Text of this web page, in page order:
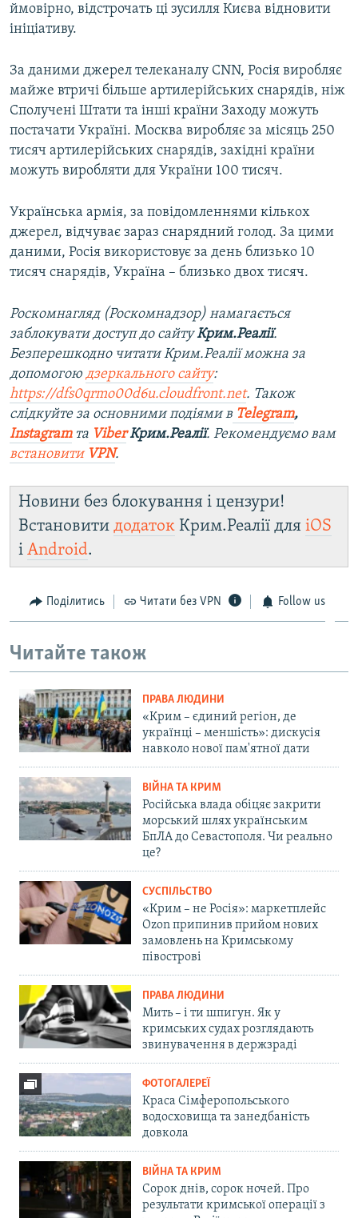
ймовірно, відстрочать ці зусилля Києва відновити
ініціативу.
За даними джерел телеканалу CNN, Росія виробляє
майже втричі більше артилерійських снарядів, ніж
Сполучені Штати та інші країни Заходу можуть
постачати Україні. Москва виробляє за місяць 250
тисяч артилерійських снарядів, західні країни
можуть виробляти для України 100 тисяч.
Українська армія, за повідомленнями кількох
джерел, відчуває зараз снарядний голод. За цими
даними, Росія використовує за день близько 10
тисяч снарядів, Україна – близько двох тисяч.
Роскомнагляд (Роскомнадзор) намагається
заблокувати доступ до сайтуКрим.Реалії.
Безперешкодно читати Крим.Реалії можна за
допомогою дзеркального сайту:
https://dfs0qrmo00d6u.cloudfront.net. Також
слідкуйте за основними подіями в Telegram,
Instagramта ViberКрим.Реалії. Рекомендуємо вам
встановити VPN.
Новини без блокування і цензури!
Встановити додаток Крим.Реалії для iOS
і Android.
Поділитись Читати без VPN Follow us
Читайте також
ПРАВА ЛЮДИНИ
«Крим – єдиний регіон, де
українці – меншість»: дискусія
навколо нової пам'ятної дати
ВІЙНА ТА КРИМ
Російська влада обіцяє закрити
морський шлях українським
БпЛА до Севастополя. Чи реально
це?
СУСПІЛЬСТВО
«Крим – не Росія»: маркетплейс
Ozon припинив прийом нових
замовлень на Кримському
півострові
ПРАВА ЛЮДИНИ
Мить – і ти шпигун. Як у
кримських судах розглядають
звинувачення в держзраді
ФОТОГАЛЕРЕЇ
Краса Сімферопольського
водосховища та занедбаність
довкола
ВІЙНА ТА КРИМ
Сорок днів, сорок ночей. Про
результати кримської операції з